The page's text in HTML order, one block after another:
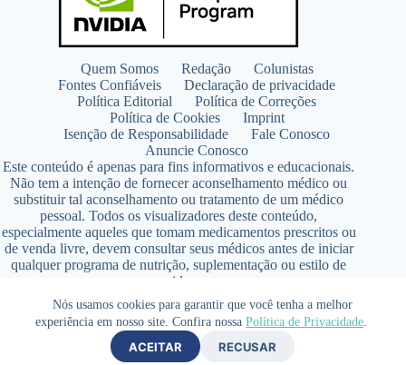
Nós usamos cookies para garantir que você tenha a melhor
experiência em nosso site. Confira nossa Política de Privacidade.
ACEITAR RECUSAR
Quem Somos Redação
Colunistas
Fontes Confiáveis
Declaração de privacidade
Política Editorial
Política de Correções
Política de Cookies
Imprint
Isenção de Responsabilidade
Fale Conosco
Anuncie Conosco
Este conteúdo é apenas para fins informativos e educacionais.
Não tem a intenção de fornecer aconselhamento médico ou
substituir tal aconselhamento ou tratamento de um médico
pessoal. Todos os visualizadores deste conteúdo,
especialmente aqueles que tomam medicamentos prescritos ou
de venda livre, devem consultar seus médicos antes de iniciar
qualquer programa de nutrição, suplementação ou estilo de
vida.
Copyright © 2026 - SaúdeLAB.com pertence ao grupo
VKCF Soluções Digitais Ltda - CNPJ n° 43.726.917/0001-80
- Contato +55 (65) 99813- 4203 - Responsável Técnica:
Farmacêutica Elizandra Civalsci Costa - CRF MT n° 3490